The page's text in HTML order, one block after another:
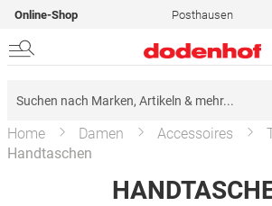
Online-Shop Posthausen
Home Damen Accessoires
Handtaschen